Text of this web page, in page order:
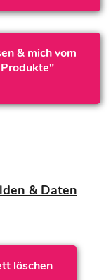
& mich vom
& Daten
löschen